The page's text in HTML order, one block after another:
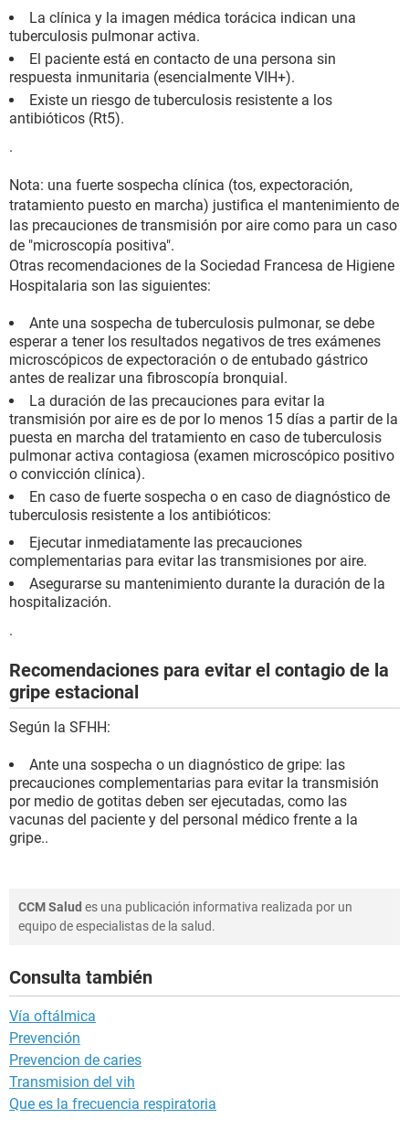
La clínica y la imagen médica torácica indican una
tuberculosis pulmonar activa.
El paciente está en contacto de una persona sin
respuesta inmunitaria (esencialmente VIH+).
Existe un riesgo de tuberculosis resistente a los
antibióticos (Rt5).
.
Nota: una fuerte sospecha clínica (tos, expectoración,
tratamiento puesto en marcha) justifica el mantenimiento de
las precauciones de transmisión por aire como para un caso
de "microscopía positiva".
Otras recomendaciones de la Sociedad Francesa de Higiene
Hospitalaria son las siguientes:
Ante una sospecha de tuberculosis pulmonar, se debe
esperar a tener los resultados negativos de tres exámenes
microscópicos de expectoración o de entubado gástrico
antes de realizar una fibroscopía bronquial.
La duración de las precauciones para evitar la
transmisión por aire es de por lo menos 15 días a partir de la
puesta en marcha del tratamiento en caso de tuberculosis
pulmonar activa contagiosa (examen microscópico positivo
o convicción clínica).
En caso de fuerte sospecha o en caso de diagnóstico de
tuberculosis resistente a los antibióticos:
Ejecutar inmediatamente las precauciones
complementarias para evitar las transmisiones por aire.
Asegurarse su mantenimiento durante la duración de la
hospitalización.
.
Recomendaciones para evitar el contagio de la
gripe estacional
Según la SFHH:
Ante una sospecha o un diagnóstico de gripe: las
precauciones complementarias para evitar la transmisión
por medio de gotitas deben ser ejecutadas, como las
vacunas del paciente y del personal médico frente a la
gripe..
CCM Salud es una publicación informativa realizada por un
equipo de especialistas de la salud.
Consulta también
Vía oftálmica
Prevención
Prevencion de caries
Transmision del vih
Que es la frecuencia respiratoria